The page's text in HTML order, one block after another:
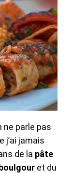
ne parle pas
j’ai jamais
de la pâte
et du